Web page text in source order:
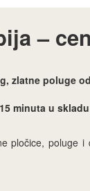
–
zlatne poluge
minuta u
pločice, poluge